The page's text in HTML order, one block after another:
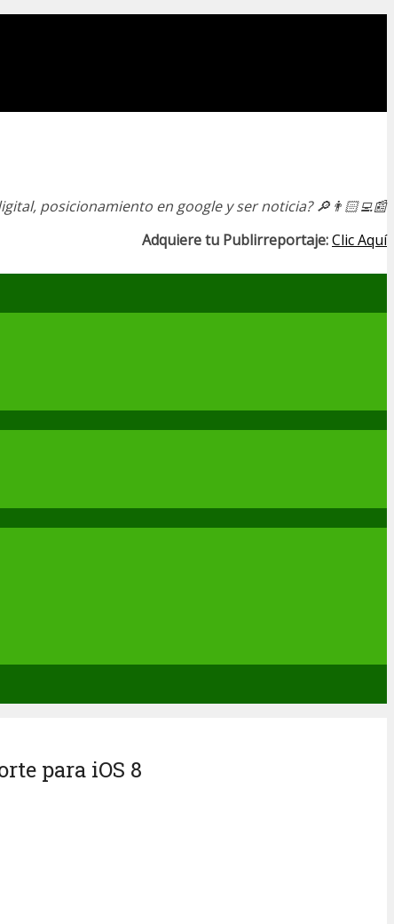
posicionamiento en google y ser noticia?🔎👨🏻‍💻📰
Adquiere tu Publirreportaje:Clic Aquí
para iOS 8